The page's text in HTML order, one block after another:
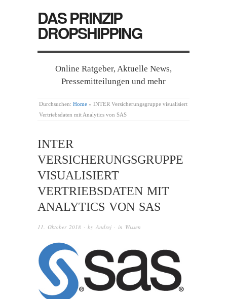
DAS PRINZIP
DROPSHIPPING
Online Ratgeber, Aktuelle News,
Pressemitteilungen und mehr
Durchsuchen: Home » INTER Versicherungsgruppe visualisiert
Vertriebsdaten mit Analytics von SAS
INTER
VERSICHERUNGSGRUPPE
VISUALISIERT
VERTRIEBSDATEN MIT
ANALYTICS VON SAS
11. Oktober 2018 · by Andrej · in Wissen